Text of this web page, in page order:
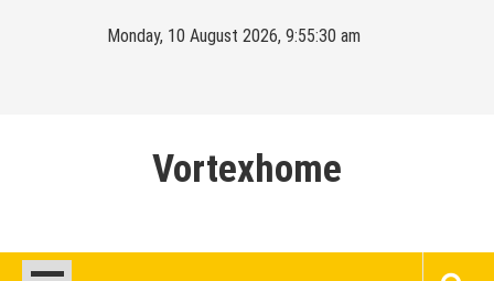
Monday, 10 August 2026, 9:55:30 am
Vortexhome